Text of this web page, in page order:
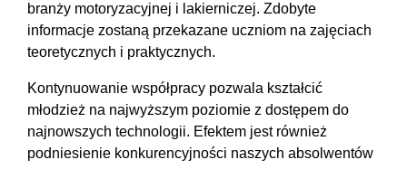
branży motoryzacyjnej i lakierniczej. Zdobyte
informacje zostaną przekazane uczniom na zajęciach
teoretycznych i praktycznych.
Kontynuowanie współpracy pozwala kształcić
młodzież na najwyższym poziomie z dostępem do
najnowszych technologii. Efektem jest również
podniesienie konkurencyjności naszych absolwentów